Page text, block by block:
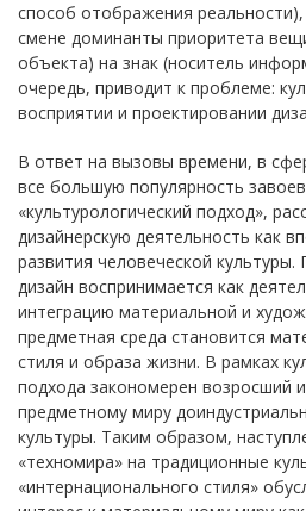
способ отображения
смене доминанты приоритета
объекта) на знак (носитель
очередь, приводит к проблеме:
восприятии и проектировании
В ответ на вызовы времени, в
все большую популярность
«культурологический подход»,
дизайнерскую деятельность как
развития человеческой
дизайн воспринимается как
интеграцию материальной и
предметная среда становится
стиля и образа жизни. В рамках
подхода закономерен возросший
предметному миру
культуры. Таким образом,
«техномира» на традиционные
«интернационального стиля»